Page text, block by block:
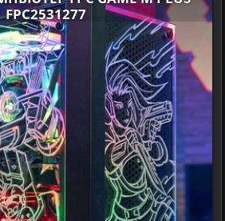
FPC2531277